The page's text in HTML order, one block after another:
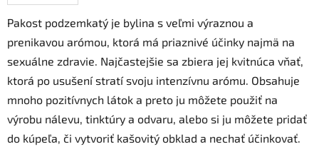
Pakost podzemkatý je bylina s veľmi výraznou a
prenikavou arómou, ktorá má priaznivé účinky najmä na
sexuálne zdravie. Najčastejšie sa zbiera jej kvitnúca vňať,
ktorá po usušení stratí svoju intenzívnu arómu. Obsahuje
mnoho pozitívnych látok a preto ju môžete použiť na
výrobu nálevu, tinktúry a odvaru, alebo si ju môžete pridať
do kúpeľa, či vytvoriť kašovitý obklad a nechať účinkovať.